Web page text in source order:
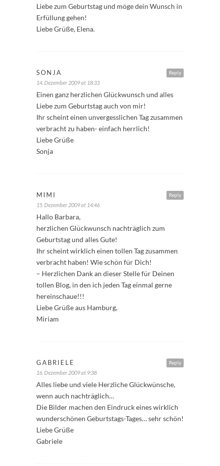
Liebe zum Geburtstag und möge dein Wunsch in
Erfüllung gehen!
Liebe Grüße, Elena.
Reply
SONJA
14. Dezember 2009 at 18:33
Einen ganz herzlichen Glückwunsch und alles
Liebe zum Geburtstag auch von mir!
Ihr scheint einen unvergesslichen Tag zusammen
verbracht zu haben- einfach herrlich!
Liebe Grüße
Sonja
Reply
MIMI
15. Dezember 2009 at 14:46
Hallo Barbara,
herzlichen Glückwunsch nachträglich zum
Geburtstag und alles Gute!
Ihr scheint wirklich einen tollen Tag zusammen
verbracht haben! Wie schön für Dich!
– Herzlichen Dank an dieser Stelle für Deinen
tollen Blog, in den ich jeden Tag einmal gerne
hereinschaue!!!
Liebe Grüße aus Hamburg,
Miriam
Reply
GABRIELE
16. Dezember 2009 at 9:38
Alles liebe und viele Herzliche Glückwünsche,
wenn auch nachträglich…
Die Bilder machen den Eindruck eines wirklich
wunderschönen Geburtstags-Tages… sehr schön!
Liebe Grüße
Gabriele